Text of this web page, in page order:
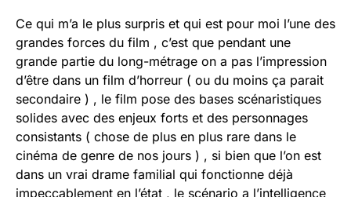
Ce qui m’a le plus surpris et qui est pour moi l’une des
grandes forces du film , c’est que pendant une
grande partie du long-métrage on a pas l’impression
d’être dans un film d’horreur ( ou du moins ça parait
secondaire ) , le film pose des bases scénaristiques
solides avec des enjeux forts et des personnages
consistants ( chose de plus en plus rare dans le
cinéma de genre de nos jours ) , si bien que l’on est
dans un vrai drame familial qui fonctionne déjà
impeccablement en l’état , le scénario a l’intelligence